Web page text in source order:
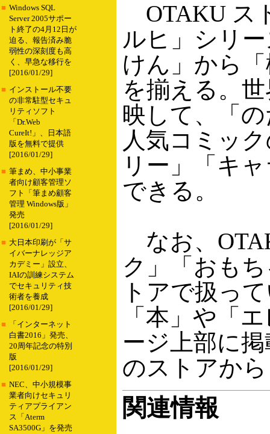
■ Windows SQL
Server 2005サポー
ト終了の4月12日が
迫る、報告済み脆
弱性の深刻度も高
く、早急な移行を
[2016/01/29]
■ インストール不要
の非常駐型セキュ
リティソフト
「Dr.Web
CureIt!」、日本語
版を無料で提供
[2016/01/29]
■ 筆まめ、中小事業
者向け顧客管理ソ
フト「筆まめ顧客
管理 Windows版」
発売
[2016/01/29]
■ 大日本印刷が「サ
イバーナレッジア
カデミー」設立、
IAIの訓練システム
でセキュリティ技
術者を養成
[2016/01/29]
■
「インターネット
白書2016」発売、
20周年記念の特別
版
[2016/01/29]
■ NEC、中小規模事
業者向けセキュリ
ティアプライアン
ス「Aterm
SA3500G」を発売
OTAKU ス
ルヒ」シリ
けん」から
を揃える。
映して、「
人気コミッ
リー」「キ
できる。
なお、
ク」「おも
トアで扱っ
「本」や「
ージ上部に
のストアか
関連情報